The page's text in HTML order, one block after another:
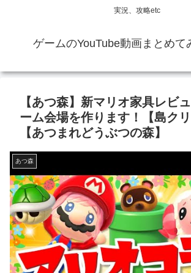
実況、攻略etc
ゲームのYouTube動画まとめて
【あつ森】新マリオ家具レビ
ーム会場を作ります！【島クリ
【あつまれどうぶつの森】
あつ森